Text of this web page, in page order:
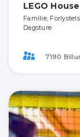
LEGO
Familie,
Dagsture
7190